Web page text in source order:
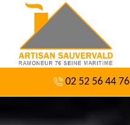
02 52 56 44 76